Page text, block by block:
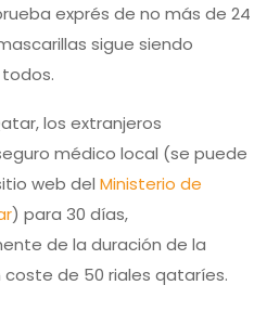
exprés de no más de 24
sigue siendo
los extranjeros
médico local (se puede
web del Ministerio de
) para 30 días,
de la duración de la
de 50 riales qataríes.